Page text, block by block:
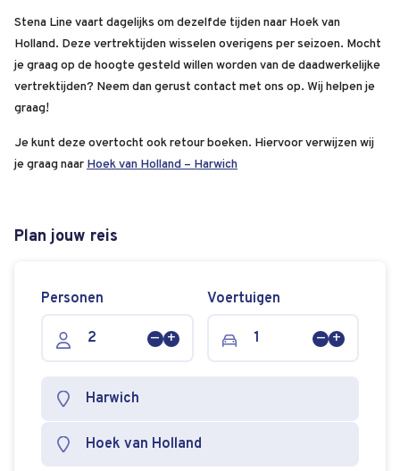
Stena Line vaart dagelijks om dezelfde tijden naar Hoek van
Holland. Deze vertrektijden wisselen overigens per seizoen. Mocht
je graag op de hoogte gesteld willen worden van de daadwerkelijke
vertrektijden? Neem dan gerust contact met ons op. Wij helpen je
graag!
Je kunt deze overtocht ook retour boeken. Hiervoor verwijzen wij
je graag naar Hoek van Holland – Harwich
Plan jouw reis
Personen Voertuigen